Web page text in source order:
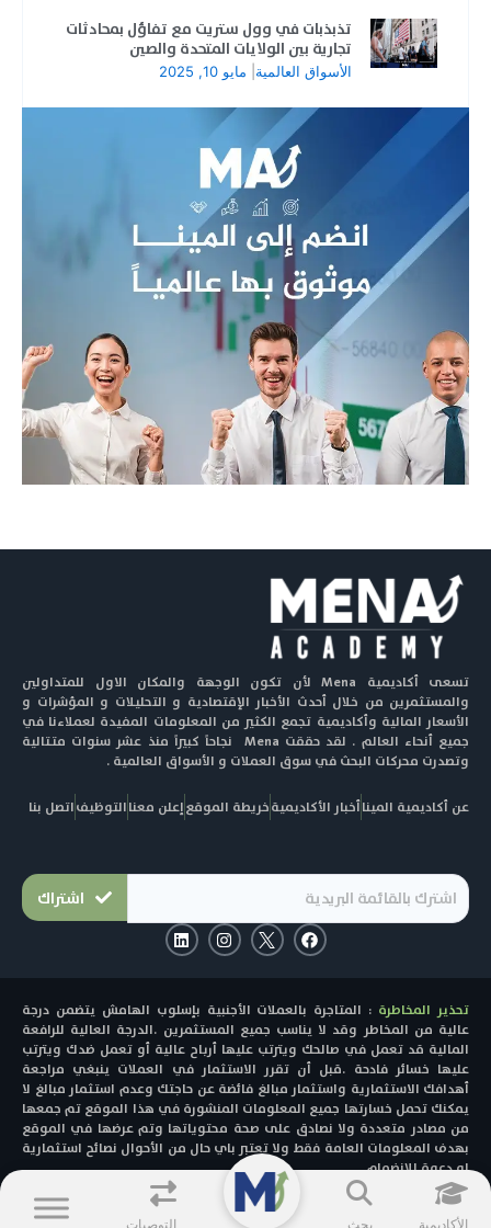
تذبذبات في وول ستريت مع تفاؤل بمحادثات
تجارية بين الولايات المتحدة والصين
الأسواق العالمية مايو 10, 2025
تسعى أكاديمية Mena لأن تكون الوجهة والمكان الاول للمتداولين
والمستثمرين من خلال أحدث الأخبار الإقتصادية و التحليلات و المؤشرات و
الأسعار المالية وأكاديمية تجمع الكثير من المعلومات المفيدة لعملاءنا في
جميع أنحاء العالم . لقد حققت Mena نجاحاً كبيراً منذ عشر سنوات متتالية
وتصدرت محركات البحث في سوق العملات و الأسواق العالمية .
عن أكاديمية الميناأخبار الأكاديميةخريطة الموقعإعلن معناالتوظيفاتصل بنا
اشتراك
F
a
c
o
o
k
I
n
s
g
r
a
m
L
i
n
d
i
n
تحذير المخاطرة : المتاجرة بالعملات الأجنبية بإسلوب الهامش يتضمن درجة
عالية من المخاطر وقد لا يناسب جميع المستثمرين .الدرجة العالية للرافعة
المالية قد تعمل في صالحك ويترتب عليها أرباح عالية أو تعمل ضدك ويترتب
عليها خسائر فادحة .قبل أن تقرر الاستثمار في العملات ينبغي مراجعة
أهدافك الاستثمارية واستثمار مبالغ فائضة عن حاجتك وعدم استثمار مبالغ لا
يمكنك تحمل خسارتها جميع المعلومات المنشورة في هذا الموقع تم جمعها
من مصادر متعددة ولا نصادق على صحة محتوياتها وتم عرضها في الموقع
بهدف المعلومات العامة فقط ولا تعتبر باي حال من الأحوال نصائح استثمارية
او دعوة للانضمام
© 2025 - MENACAD All Rights Reserved.
الأكاديمية بحث التوصيات